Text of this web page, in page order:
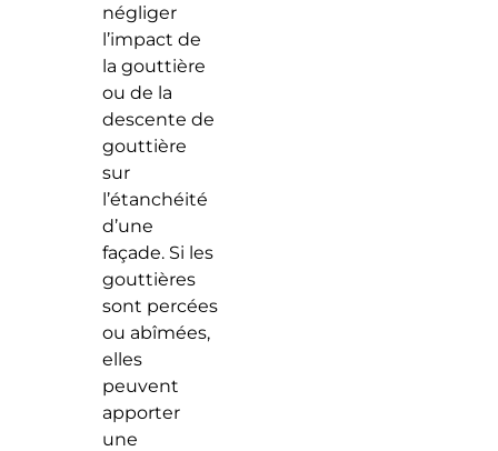
négliger
l’impact de
la gouttière
ou de la
descente de
gouttière
sur
l’étanchéité
d’une
façade. Si les
gouttières
sont percées
ou abîmées,
elles
peuvent
apporter
une